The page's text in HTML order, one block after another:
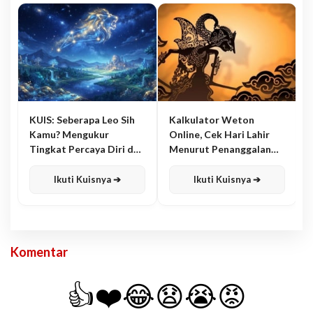
KUIS: Seberapa Leo Sih
Kamu? Mengukur
Tingkat Percaya Diri dan
Ikuti Kuisnya ➔
Kalkulator Weton
Online, Cek Hari Lahir
Menurut Penanggalan
Ikuti Kuisnya ➔
Komentar
👍❤️😂😧😭😡